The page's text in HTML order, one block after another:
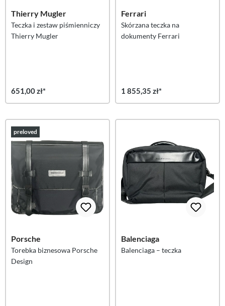
Thierry Mugler
Teczka i zestaw piśmienniczy
Thierry Mugler
651,00 zł*
Ferrari
Skórzana teczka na
dokumenty Ferrari
1 855,35 zł*
preloved
Porsche
Torebka biznesowa Porsche
Design
Balenciaga
Balenciaga – teczka